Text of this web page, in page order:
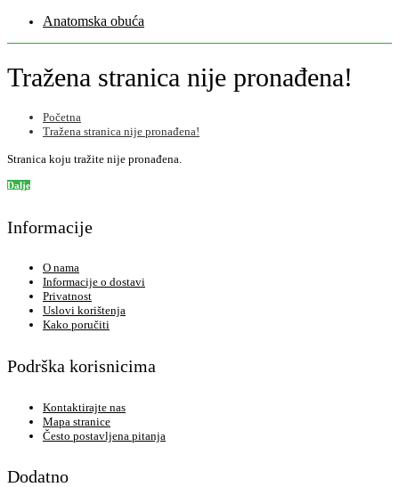
Anatomska obuća
Tražena stranica nije pronađena!
Početna
Tražena stranica nije pronađena!
Stranica koju tražite nije pronađena.
Dalje
Informacije
O nama
Informacije o dostavi
Privatnost
Uslovi korištenja
Kako poručiti
Podrška korisnicima
Kontaktirajte nas
Mapa stranice
Često postavljena pitanja
Dodatno